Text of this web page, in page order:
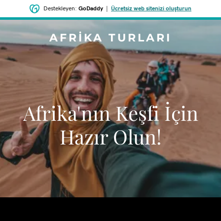
Destekleyen: GoDaddy Ücretsiz web sitenizi oluşturun
AFRIKA TURLARI
Afrika'nın Keşfi İçin
Hazır Olun!